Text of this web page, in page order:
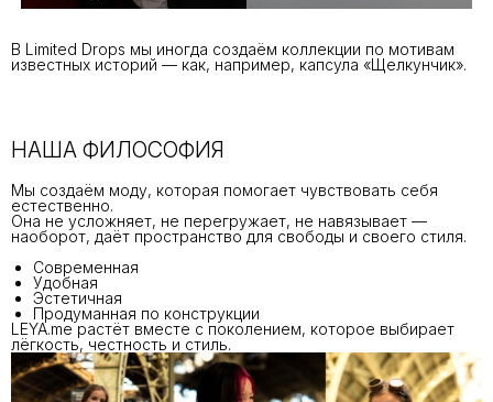
В Limited Drops мы иногда создаём коллекции по мотивам
известных историй — как, например, капсула «Щелкунчик».
НАША ФИЛОСОФИЯ
Мы создаём моду, которая помогает чувствовать себя
естественно.
Она не усложняет, не перегружает, не навязывает —
наоборот, даёт пространство для свободы и своего стиля.
Современная
Удобная
Эстетичная
Продуманная по конструкции
LEYA.me растёт вместе с поколением, которое выбирает
лёгкость, честность и стиль.